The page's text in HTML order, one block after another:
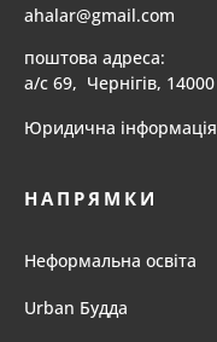
ahalar@gmail.com
поштова адреса:
а/с 69, Чернігів, 14000
Юридична інформація
НАПРЯМКИ
Неформальна освіта
Urban Будда